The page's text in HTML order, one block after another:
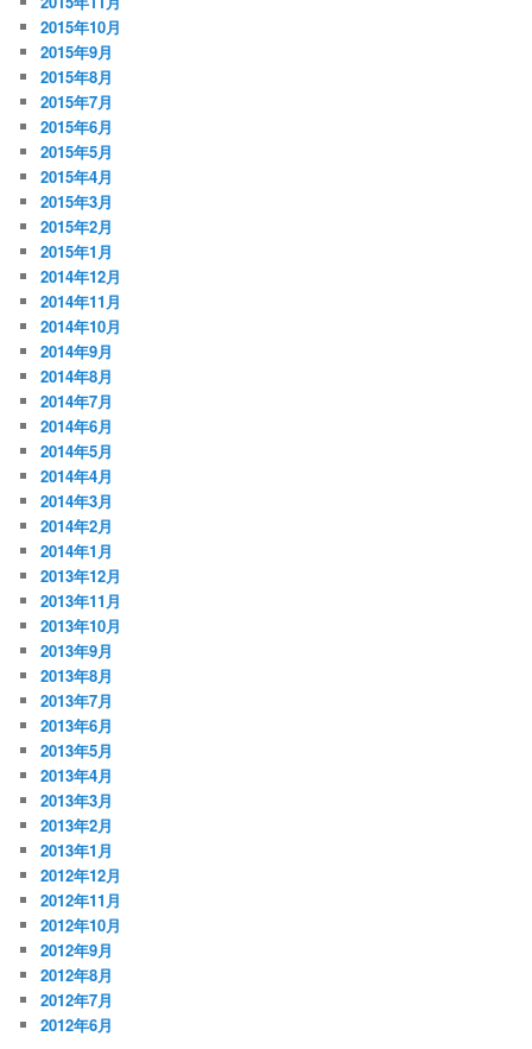
2015年10月
2015年9月
2015年8月
2015年7月
2015年6月
2015年5月
2015年4月
2015年3月
2015年2月
2015年1月
2014年12月
2014年11月
2014年10月
2014年9月
2014年8月
2014年7月
2014年6月
2014年5月
2014年4月
2014年3月
2014年2月
2014年1月
2013年12月
2013年11月
2013年10月
2013年9月
2013年8月
2013年7月
2013年6月
2013年5月
2013年4月
2013年3月
2013年2月
2013年1月
2012年12月
2012年11月
2012年10月
2012年9月
2012年8月
2012年7月
2012年6月